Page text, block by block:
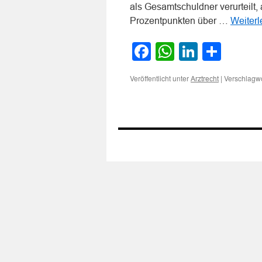
als Gesamtschuldner
Prozentpunkten über …
Facebook
WhatsApp
Veröffentlicht unter Arztrecht |